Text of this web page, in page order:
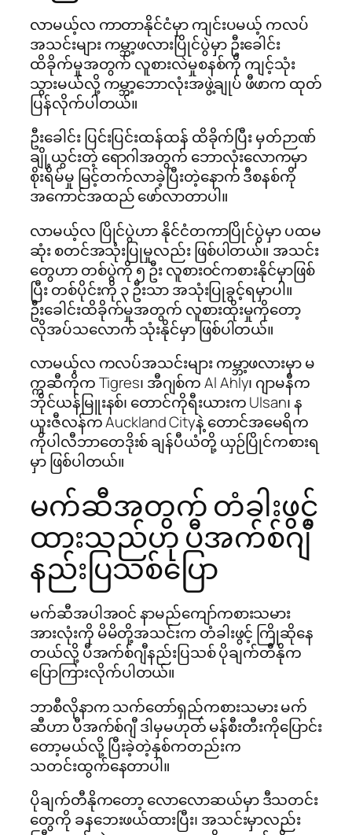
လာမယ့်လ ကာတာနိုင်ငံမှာ ကျင်းပမယ့် ကလပ်
အသင်းများ ကမ္ဘာ့ဖလားပြိုင်ပွဲမှာ ဦးခေါင်း
ထိခိုက်မှုအတွက် လူစားလဲမှုစနစ်ကို ကျင့်သုံး
သွားမယ်လို့ ကမ္ဘာ့ဘောလုံးအဖွဲ့ချုပ် ဖီဖာက ထုတ်
ပြန်လိုက်ပါတယ်။
ဦးခေါင်း ပြင်းပြင်းထန်ထန် ထိခိုက်ပြီး မှတ်ဉာဏ်
ချို့ယွင်းတဲ့ ရောဂါအတွက် ဘောလုံးလောကမှာ
စိုးရိမ်မှု မြင့်တက်လာခဲ့ပြီးတဲ့နောက် ဒီစနစ်ကို
အကောင်အထည် ဖော်လာတာပါ။
လာမယ့်လ ပြိုင်ပွဲဟာ နိုင်ငံတကာပြိုင်ပွဲမှာ ပထမ
ဆုံး စတင်အသုံးပြုမှုလည်း ဖြစ်ပါတယ်။ အသင်း
တွေဟာ တစ်ပွဲကို ၅ ဦး လူစားဝင်ကစားနိုင်မှာဖြစ်
ပြီး ​တစ်ပိုင်းကို ၃ ဦးသာ အသုံးပြုခွင့်ရမှာပါ။
ဦးခေါင်းထိခိုက်မှုအတွက် လူစားထိုးမှုကိုတော့
လိုအပ်သလောက် သုံးနိုင်မှာ ဖြစ်ပါတယ်။
လာမယ့်လ ကလပ်အသင်းများ ကမ္ဘာ့ဖလားမှာ မ
က္ကဆီကိုက Tigres၊ အီဂျစ်က Al Ahly၊ ဂျာမနီက
ဘိုင်ယန်မြူးနစ်၊ တောင်ကိုရီးယားက Ulsan၊ န
ယူးဇီလန်က Auckland Cityနဲ့ တောင်အမေရိက
ကိုပါလီဘာတေဒိုးစ် ချန်ပီယံတို့ ယှဉ်ပြိုင်ကစားရ
မှာ ဖြစ်ပါတယ်။
မက်ဆီအတွက် တံခါးဖွင့်
ထားသည်ဟု ပီအက်စ်ဂျီ
နည်းပြသစ်ပြော
မက်ဆီအပါအဝင် နာမည်ကျော်ကစားသမား
အားလုံးကို မိမိတို့အသင်းက တံခါးဖွင့် ကြိုဆိုနေ
တယ်လို့ ပီအက်စ်ဂျီနည်းပြသစ် ပိုချက်တီနိုက
ပြောကြားလိုက်ပါတယ်။
ဘာစီလိုနာက သက်တော်ရှည်ကစားသမား မက်
ဆီဟာ ပီအက်စ်ဂျီ ဒါမှမဟုတ် မန်စီးတီးကိုပြောင်း
တော့မယ်လို့ ပြီးခဲ့တဲ့နှစ်ကတည်းက
သတင်းထွက်နေတာပါ။
ပိုချက်တီနိုကတော့ လောလောဆယ်မှာ ဒီသတင်း
တွေကို ခနဘေးဖယ်ထားပြီး၊ အသင်းမှာလည်း